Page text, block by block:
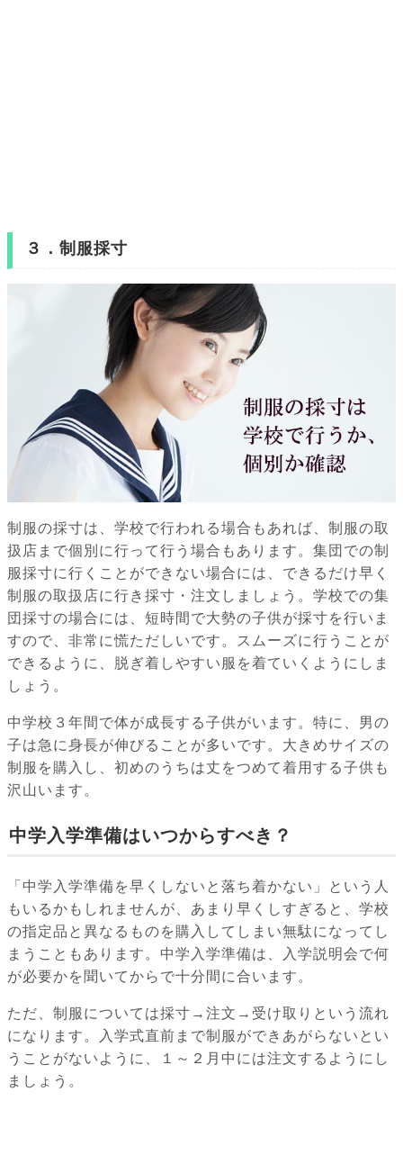
３．制服採寸
制服の採寸は、学校で行われる場合もあれば、制服の取
扱店まで個別に行って行う場合もあります。集団での制
服採寸に行くことができない場合には、できるだけ早く
制服の取扱店に行き採寸・注文しましょう。学校での集
団採寸の場合には、短時間で大勢の子供が採寸を行いま
すので、非常に慌ただしいです。スムーズに行うことが
できるように、脱ぎ着しやすい服を着ていくようにしま
しょう。
中学校３年間で体が成長する子供がいます。特に、男の
子は急に身長が伸びることが多いです。大きめサイズの
制服を購入し、初めのうちは丈をつめて着用する子供も
沢山います。
中学入学準備はいつからすべき？
「中学入学準備を早くしないと落ち着かない」という人
もいるかもしれませんが、あまり早くしすぎると、学校
の指定品と異なるものを購入してしまい無駄になってし
まうこともあります。中学入学準備は、入学説明会で何
が必要かを聞いてからで十分間に合います。
ただ、制服については採寸→注文→受け取りという流れ
になります。入学式直前まで制服ができあがらないとい
うことがないように、１～２月中には注文するようにし
ましょう。